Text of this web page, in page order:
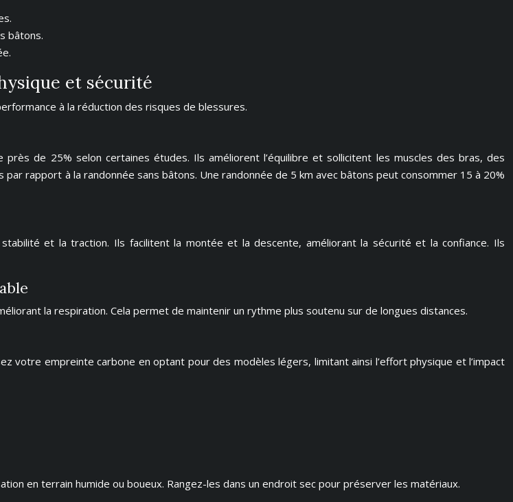
bâtons.
et sécurité
à la réduction des risques de blessures.
de 25% selon certaines études. Ils améliorent l’équilibre et sollicitent les muscles des bras, des
rapport à la randonnée sans bâtons. Une randonnée de 5 km avec bâtons peut consommer 15 à 20%
et la traction. Ils facilitent la montée et la descente, améliorant la sécurité et la confiance. Ils
la respiration. Cela permet de maintenir un rythme plus soutenu sur de longues distances.
votre empreinte carbone en optant pour des modèles légers, limitant ainsi l’effort physique et l’impact
en terrain humide ou boueux. Rangez-les dans un endroit sec pour préserver les matériaux.